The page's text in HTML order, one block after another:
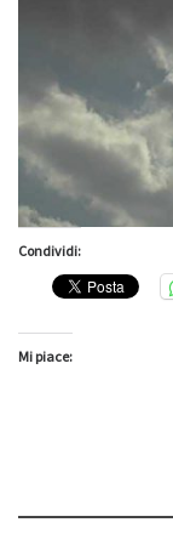
Condividi:
Mi piace: